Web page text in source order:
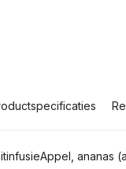
ananas